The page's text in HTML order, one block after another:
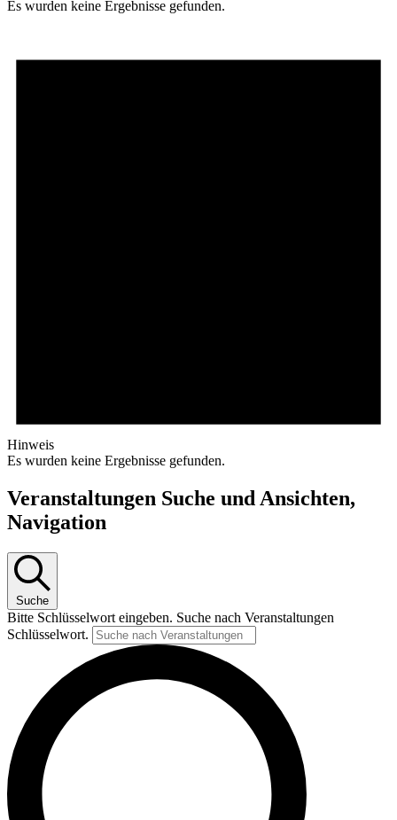
Es wurden keine Ergebnisse gefunden.
Hinweis
Es wurden keine Ergebnisse gefunden.
Veranstaltungen Suche und Ansichten,
Navigation
Suche
Bitte Schlüsselwort eingeben. Suche nach Veranstaltungen
Schlüsselwort.